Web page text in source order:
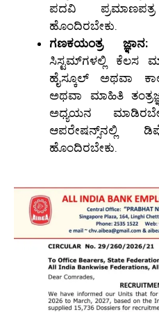
ಪದವಿ
ಹೊಂದಿರಬೇಕು.
ಗಣಕಯಂತ್ರ ಜ್ಞಾನ:
ಸಿಸ್ಟಮ್‌ಗಳಲ್ಲಿ ಕೆಲಸ
ಹೈಸ್ಕೂಲ್ ಅಥವಾ
ಅಥವಾ ಮಾಹಿತಿ
ಅಧ್ಯಯನ
ಆಪರೇಷನ್ಸ್‌ನಲ್ಲಿ
ಹೊಂದಿರಬೇಕು.